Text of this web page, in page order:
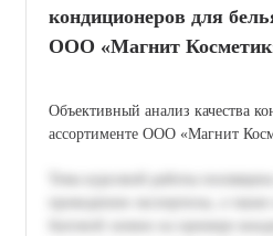
кондиционеров для
ООО «Магнит
Объективный анализ качества
ассортименте ООО «Магнит